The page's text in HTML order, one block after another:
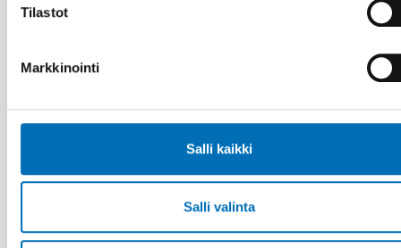
Tilastot
Markkinointi
Salli kaikki
Salli valinta
HYVINVOINTIPOLITIIKKA
Brukarinflytande i Norden är ett brokigt fält
med stora utvecklingsmöjligheter